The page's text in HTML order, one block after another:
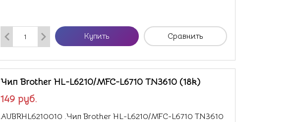
Купить Сравнить
149 руб.
Чип Brother HL-L6210/MFC-L6710 TN3610 (18k)
AUBRHL6210010 .Чип Brother HL-L6210/MFC-L6710 TN3610